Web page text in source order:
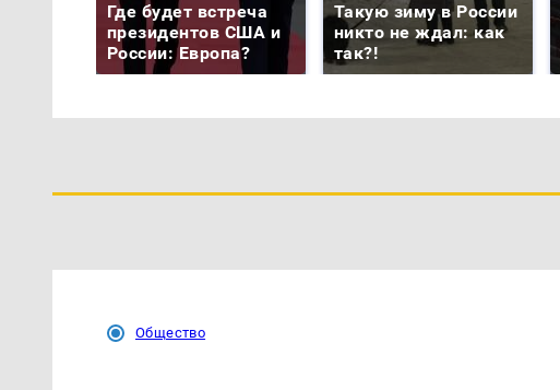
Где будет встреча
президентов США и
России: Европа?
Такую зиму в России
никто не ждал: как
так?!
Общество